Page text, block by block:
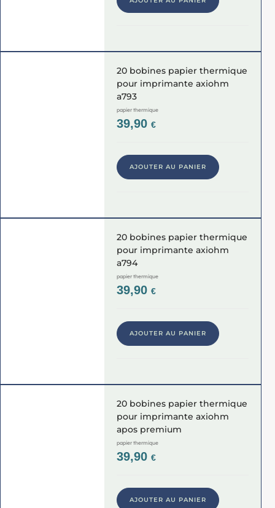
20 bobines papier thermique
pour imprimante axiohm
a793
papier thermique
39,90€
AJOUTER AU PANIER
20 bobines papier thermique
pour imprimante axiohm
a794
papier thermique
39,90€
AJOUTER AU PANIER
20 bobines papier thermique
pour imprimante axiohm
apos premium
papier thermique
39,90€
AJOUTER AU PANIER